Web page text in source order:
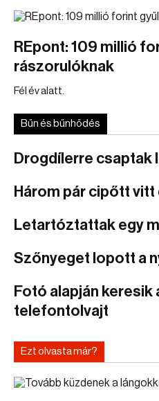
REpont: 109 millió
rászorulóknak
Fél év alatt.
Bűn és bűnhődés
Drogdílerre csaptak
Három pár cipőtt vitt
Letartóztattak egy
Szőnyeget lopott a
Fotó alapján keresik
telefontolvajt
Ezt olvasta már?